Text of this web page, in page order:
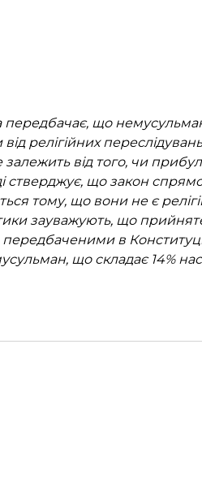
що
релігійних
від того, чи
стверджує, що закон
тому, що вони не є
зауважують, що
в
що складає 14%